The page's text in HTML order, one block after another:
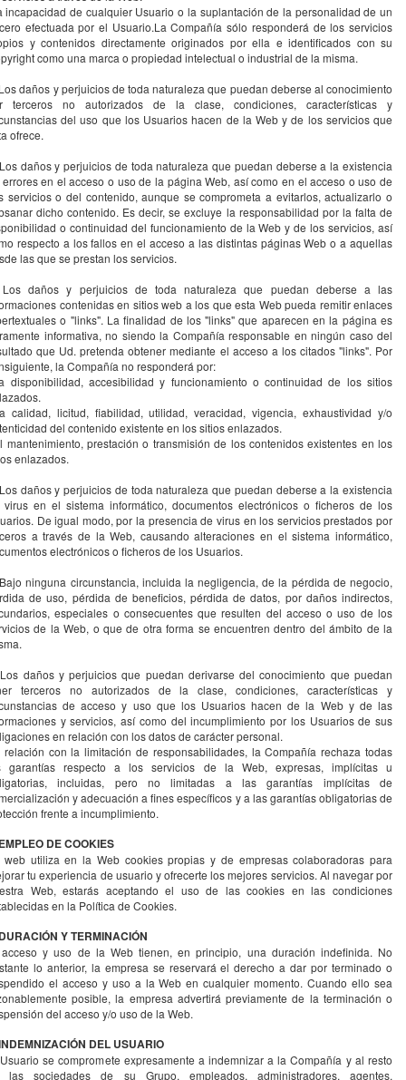
incapacidad de cualquier Usuario o la suplantación de la personalidad de un
efectuada por el Usuario.La Compañía sólo responderá de los servicios
y contenidos directamente originados por ella e identificados con su
como una marca o propiedad intelectual o industrial de la misma.
daños y perjuicios de toda naturaleza que puedan deberse al conocimiento
terceros no autorizados de la clase, condiciones, características y
del uso que los Usuarios hacen de la Web y de los servicios que
ofrece.
daños y perjuicios de toda naturaleza que puedan deberse a la existencia
en el acceso o uso de la página Web, así como en el acceso o uso de
servicios o del contenido, aunque se comprometa a evitarlos, actualizarlo o
dicho contenido. Es decir, se excluye la responsabilidad por la falta de
o continuidad del funcionamiento de la Web y de los servicios, así
respecto a los fallos en el acceso a las distintas páginas Web o a aquellas
las que se prestan los servicios.
daños y perjuicios de toda naturaleza que puedan deberse a las
contenidas en sitios web a los que esta Web pueda remitir enlaces
o "links". La finalidad de los "links" que aparecen en la página es
informativa, no siendo la Compañía responsable en ningún caso del
que Ud. pretenda obtener mediante el acceso a los citados "links". Por
la Compañía no responderá por:
disponibilidad, accesibilidad y funcionamiento o continuidad de los sitios
calidad, licitud, fiabilidad, utilidad, veracidad, vigencia, exhaustividad y/o
del contenido existente en los sitios enlazados.
mantenimiento, prestación o transmisión de los contenidos existentes en los
enlazados.
daños y perjuicios de toda naturaleza que puedan deberse a la existencia
virus en el sistema informático, documentos electrónicos o ficheros de los
De igual modo, por la presencia de virus en los servicios prestados por
a través de la Web, causando alteraciones en el sistema informático,
electrónicos o ficheros de los Usuarios.
ninguna circunstancia, incluida la negligencia, de la pérdida de negocio,
de uso, pérdida de beneficios, pérdida de datos, por daños indirectos,
especiales o consecuentes que resulten del acceso o uso de los
de la Web, o que de otra forma se encuentren dentro del ámbito de la
daños y perjuicios que puedan derivarse del conocimiento que puedan
terceros no autorizados de la clase, condiciones, características y
de acceso y uso que los Usuarios hacen de la Web y de las
y servicios, así como del incumplimiento por los Usuarios de sus
en relación con los datos de carácter personal.
relación con la limitación de responsabilidades, la Compañía rechaza todas
garantías respecto a los servicios de la Web, expresas, implícitas u
incluidas, pero no limitadas a las garantías implícitas de
y adecuación a fines específicos y a las garantías obligatorias de
frente a incumplimiento.
DE COOKIES
web utiliza en la Web cookies propias y de empresas colaboradoras para
tu experiencia de usuario y ofrecerte los mejores servicios. Al navegar por
Web, estarás aceptando el uso de las cookies en las condiciones
en la Política de Cookies.
Y TERMINACIÓN
y uso de la Web tienen, en principio, una duración indefinida. No
lo anterior, la empresa se reservará el derecho a dar por terminado o
el acceso y uso a la Web en cualquier momento. Cuando ello sea
posible, la empresa advertirá previamente de la terminación o
del acceso y/o uso de la Web.
DEL USUARIO
se compromete expresamente a indemnizar a la Compañía y al resto
las sociedades de su Grupo, empleados, administradores, agentes,